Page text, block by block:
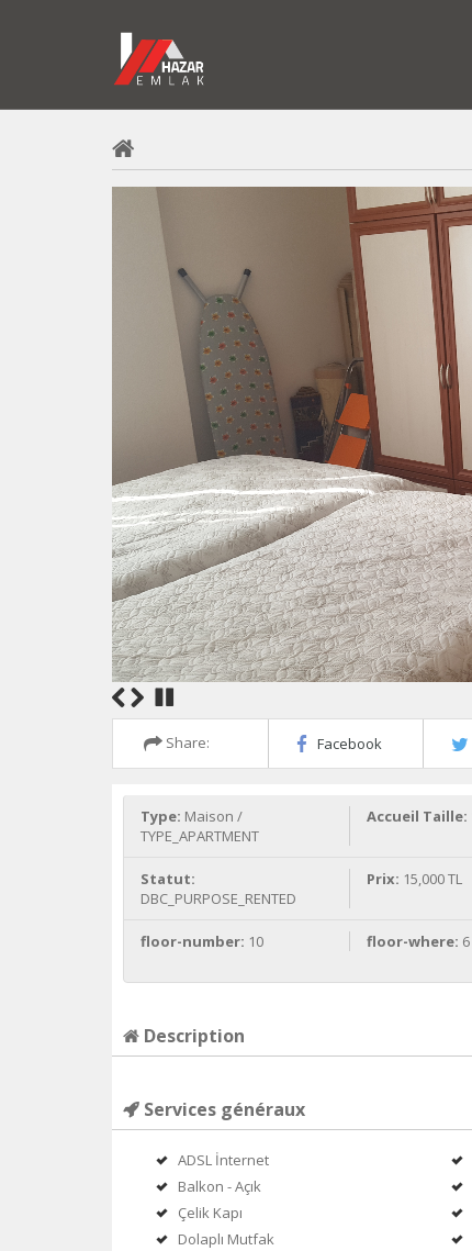
Share:
Facebook
Type: Maison /
TYPE_APARTMENT
Accueil Taille:
Statut:
DBC_PURPOSE_RENTED
Prix: 15,000 TL
floor-number: 10 floor-where: 6
Description
Services généraux
ADSL İnternet
Balkon - Açık
Çelik Kapı
Dolaplı Mutfak